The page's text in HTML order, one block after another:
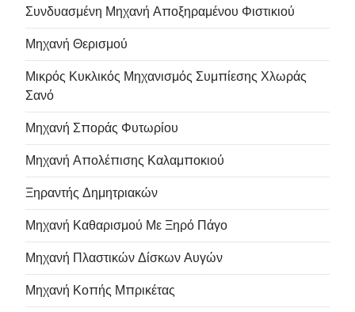
Συνδυασμένη Μηχανή Αποξηραμένου Φιστικιού
Μηχανή Θερισμού
Μικρός Κυκλικός Μηχανισμός Συμπίεσης Χλωράς
Σανό
Μηχανή Σποράς Φυτωρίου
Μηχανή Απολέπισης Καλαμποκιού
Ξηραντής Δημητριακών
Μηχανή Καθαρισμού Με Ξηρό Πάγο
Μηχανή Πλαστικών Δίσκων Αυγών
Μηχανή Κοπής Μπρικέτας